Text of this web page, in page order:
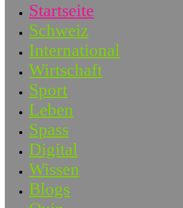
Startseite
Schweiz
International
Wirtschaft
Sport
Leben
Spass
Digital
Wissen
Blogs